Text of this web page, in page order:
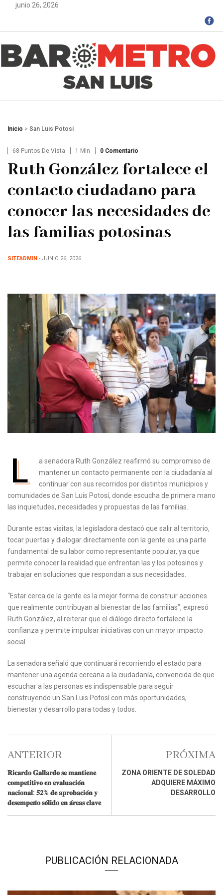
junio 26, 2026
Inicio > San Luis Potosí
68 Puntos De Vista 1 Min 0 Comentario
Ruth González fortalece el
contacto ciudadano para
conocer las necesidades de
las familias potosinas
SITEADMIN - JUNIO 26, 2026
L
a senadora Ruth González reafirmó su compromiso de
mantener un contacto permanente con la ciudadanía al
continuar con sus recorridos por distintos municipios y
comunidades de San Luis Potosí, donde escucha de primera mano
las inquietudes, necesidades y propuestas de las familias.
Durante estas visitas, la legisladora destacó que salir al territorio,
tocar puertas y dialogar directamente con la gente es una parte
fundamental de su labor como representante popular, ya que
permite conocer la realidad que enfrentan las y los potosinos y
trabajar en soluciones que respondan a sus necesidades.
“Estar cerca de la gente es la mejor forma de construir acciones
que realmente contribuyan al bienestar de las familias”, expresó
Ruth González, al reiterar que el diálogo directo fortalece la
confianza y permite impulsar iniciativas con un mayor impacto
social.
La senadora señaló que continuará recorriendo el estado para
mantener una agenda cercana a la ciudadanía, convencida de que
escuchar a las personas es indispensable para seguir
construyendo un San Luis Potosí con más oportunidades,
bienestar y desarrollo para todas y todos.
ANTERIOR
𝐑𝐢𝐜𝐚𝐫𝐝𝐨 𝐆𝐚𝐥𝐥𝐚𝐫𝐝𝐨 𝐬𝐞 𝐦𝐚𝐧𝐭𝐢𝐞𝐧𝐞
𝐜𝐨𝐦𝐩𝐞𝐭𝐢𝐭𝐢𝐯𝐨 𝐞𝐧 𝐞𝐯𝐚𝐥𝐮𝐚𝐜𝐢𝐨́𝐧
𝐧𝐚𝐜𝐢𝐨𝐧𝐚𝐥: 𝟓𝟐% 𝐝𝐞 𝐚𝐩𝐫𝐨𝐛𝐚𝐜𝐢𝐨́𝐧 𝐲
𝐝𝐞𝐬𝐞𝐦𝐩𝐞𝐧̃𝐨 𝐬𝐨́𝐥𝐢𝐝𝐨 𝐞𝐧 𝐚́𝐫𝐞𝐚𝐬 𝐜𝐥𝐚𝐯𝐞
PRÓXIMA
ZONA ORIENTE DE SOLEDAD
ADQUIERE MÁXIMO
DESARROLLO
PUBLICACIÓN RELACIONADA